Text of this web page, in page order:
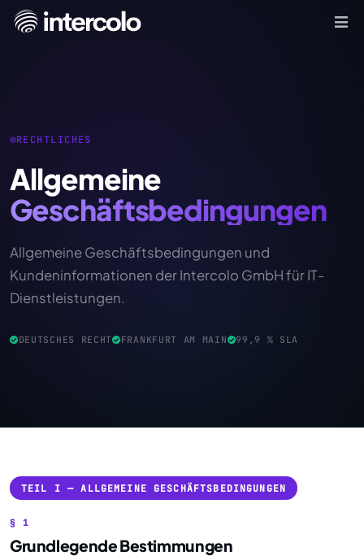
RECHTLICHES
Allgemeine
Geschäftsbedingungen
Allgemeine Geschäftsbedingungen und
Kundeninformationen der Intercolo GmbH für IT-
Dienstleistungen.
DEUTSCHES RECHT FRANKFURT AM MAIN 99,9 % SLA
TEIL I — ALLGEMEINE GESCHÄFTSBEDINGUNGEN
§ 1
Grundlegende Bestimmungen